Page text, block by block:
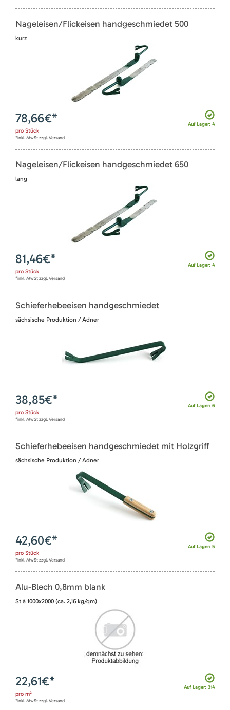
Nageleisen/Flickeisen handgeschmiedet 500
kurz
Auf Lager: 4
78,66€*
pro Stück
*inkl. MwSt zzgl. Versand
Nageleisen/Flickeisen handgeschmiedet 650
lang
Auf Lager: 4
81,46€*
pro Stück
*inkl. MwSt zzgl. Versand
Schieferhebeeisen handgeschmiedet
sächsische Produktion / Adner
Auf Lager: 6
38,85€*
pro Stück
*inkl. MwSt zzgl. Versand
Schieferhebeeisen handgeschmiedet mit Holzgriff
sächsische Produktion / Adner
Auf Lager: 5
42,60€*
pro Stück
*inkl. MwSt zzgl. Versand
Alu-Blech 0,8mm blank
St à 1000x2000 (ca. 2,16 kg/qm)
Auf Lager: 314
22,61€*
pro m²
*inkl. MwSt zzgl. Versand